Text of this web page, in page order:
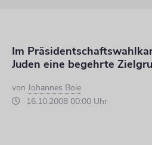
Im
Juden eine begehrte
von Johannes Boie
16.10.2008 00:00 Uhr